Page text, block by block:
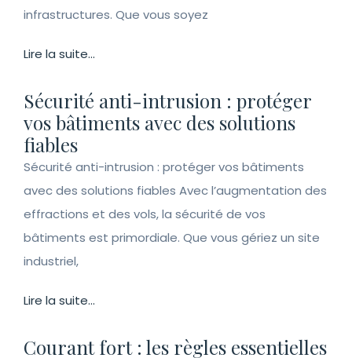
infrastructures. Que vous soyez
Lire la suite...
Sécurité anti-intrusion : protéger
vos bâtiments avec des solutions
fiables
Sécurité anti-intrusion : protéger vos bâtiments
avec des solutions fiables Avec l’augmentation des
effractions et des vols, la sécurité de vos
bâtiments est primordiale. Que vous gériez un site
industriel,
Lire la suite...
Courant fort : les règles essentielles